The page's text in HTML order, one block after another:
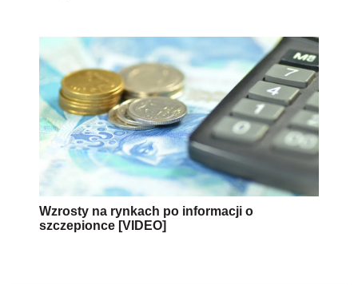
Wzrosty na rynkach po informacji o
szczepionce [VIDEO]